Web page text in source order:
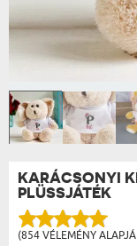
KARÁCSONYI
PLÜSSJÁTÉK
(854 VÉLEMÉNY